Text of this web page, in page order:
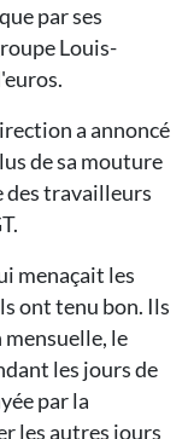
par ses
Louis-
a annoncé
de sa mouture
des travailleurs
menaçait les
ont tenu bon. Ils
le
les jours de
par la
les autres jours